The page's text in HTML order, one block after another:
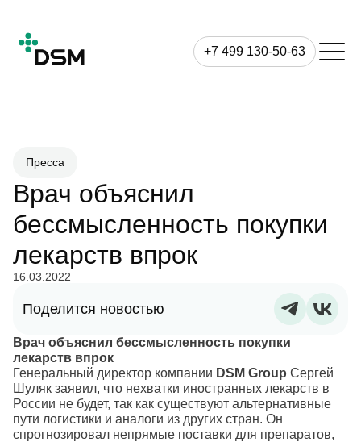
+7 499 130-50-63
Пресса
Врач объяснил
бессмысленность покупки
лекарств впрок
16.03.2022
Поделится новостью
Врач объяснил бессмысленность покупки
лекарств впрок
Генеральный директор компании DSM Group Сергей
Шуляк заявил, что нехватки иностранных лекарств в
России не будет, так как существуют альтернативные
пути логистики и аналоги из других стран. Он
спрогнозировал непрямые поставки для препаратов,